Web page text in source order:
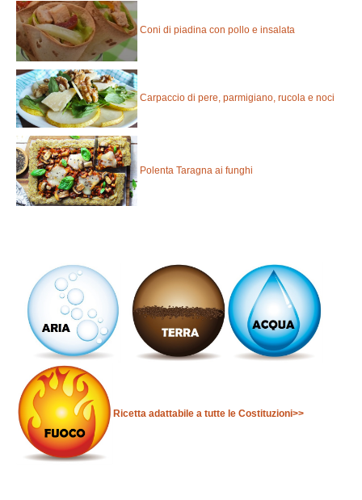
Coni di piadina con pollo e insalata
Carpaccio di pere, parmigiano, rucola e noci
Polenta Taragna ai funghi
Ricetta adattabile a tutte le Costituzioni>>